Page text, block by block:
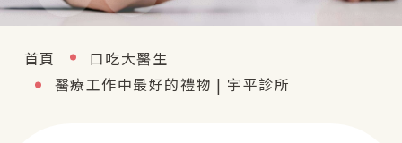
熱門療程
首頁
口吃大醫生
醫療工作中最好的禮物 | 宇平診所